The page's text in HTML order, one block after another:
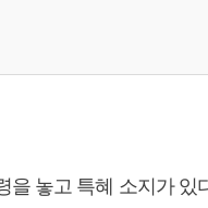
을 놓고 특혜 소지가 있